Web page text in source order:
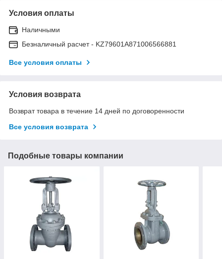
Условия оплаты
Наличными
Безналичный расчет - KZ79601A871006566881
Все условия оплаты
Условия возврата
Возврат товара в течение 14 дней по договоренности
Все условия возврата
Подобные товары компании